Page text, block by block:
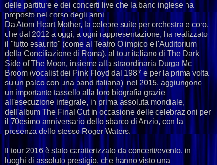
delle partiture e dei concerti live che la band inglese ha
proposto nel corso degli anni.
Da Atom Heart Mother, la celebre suite per orchestra e coro,
che dal 2012 a oggi, a ogni rappresentazione, ha realizzato
il "tutto esaurito" (come al Teatro Olimpico e l'Auditorium
della Conciliazione di Roma), al tour italiano di The Dark
Side of The Moon, insieme alla straordinaria Durga Mc
Broom (vocalist dei Pink Floyd dal 1987 e per la prima volta
su un palco con una band italiana), nel 2015, aggiungono
un importante tassello alla loro biografia grazie
all'esecuzione integrale, in prima assoluta mondiale,
dell'album The Final Cut in occasione delle celebrazioni per
il 70esimo anniversario dello sbarco di Anzio, con la
presenza dello stesso Roger Waters.
Il tour 2016 è stato caratterizzato da concerti/evento, in
luoghi di assoluto prestigio, che hanno visto una